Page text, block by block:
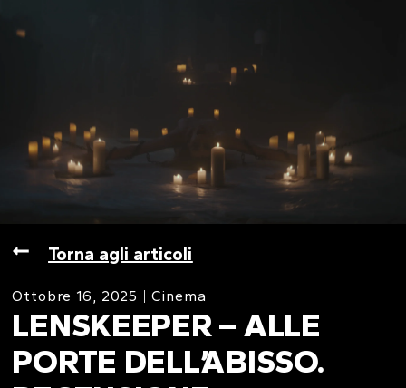
Torna agli articoli
Ottobre 16, 2025 Cinema
LENSKEEPER – ALLE
PORTE DELL’ABISSO.